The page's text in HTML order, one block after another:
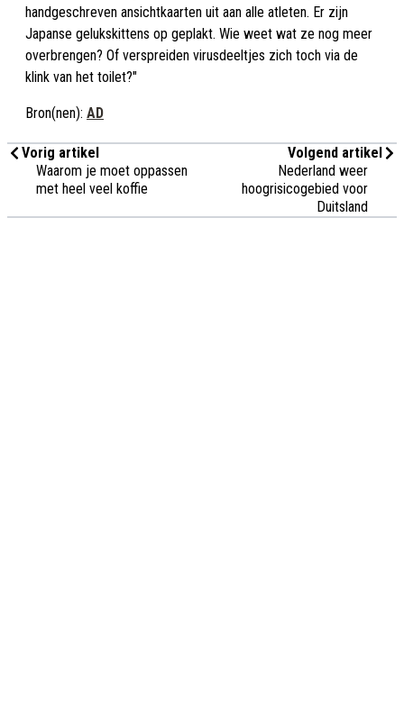
handgeschreven ansichtkaarten uit aan alle atleten. Er zijn
Japanse gelukskittens op geplakt. Wie weet wat ze nog meer
overbrengen? Of verspreiden virusdeeltjes zich toch via de
klink van het toilet?"
Bron(nen): AD
Vorig artikel
Waarom je moet oppassen
met heel veel koffie
Volgend artikel
Nederland weer
hoogrisicogebied voor
Duitsland